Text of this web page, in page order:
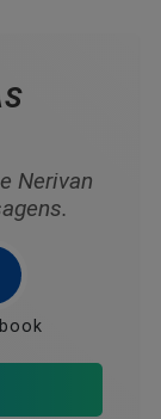
Nerivan